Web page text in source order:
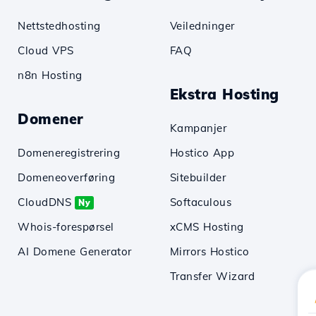
Nettstedhosting
Cloud VPS
n8n Hosting
Domener
Domeneregistrering
Domeneoverføring
CloudDNS
Ny
Whois-forespørsel
AI Domene Generator
Veiledninger
FAQ
Ekstra Hosting
Kampanjer
Hostico App
Sitebuilder
Softaculous
xCMS Hosting
Mirrors Hostico
Transfer Wizard